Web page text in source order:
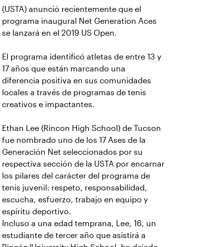
(USTA) anunció recientemente que el
programa inaugural Net Generation Aces
se lanzará en el 2019 US Open.
El programa identificó atletas de entre 13 y
17 años que están marcando una
diferencia positiva en sus comunidades
locales a través de programas de tenis
creativos e impactantes.
Ethan Lee (Rincon High School) de Tucson
fue nombrado uno de los 17 Ases de la
Generación Net seleccionados por su
respectiva sección de la USTA por encarnar
los pilares del carácter del programa de
tenis juvenil: respeto, responsabilidad,
escucha, esfuerzo, trabajo en equipo y
espíritu deportivo.
Incluso a una edad temprana, Lee, 16, un
estudiante de tercer año que asistirá a